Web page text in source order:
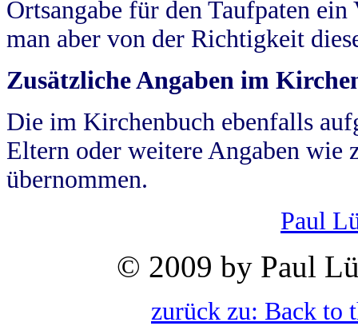
Ortsangabe für den Taufpaten
man aber von der Richtigkeit
Zusätzliche Angaben im
Die im Kirchenbuch ebenfalls
Eltern oder weitere Angaben wie
übernommen.
Paul
© 2009 by Paul
zurück zu: Back to